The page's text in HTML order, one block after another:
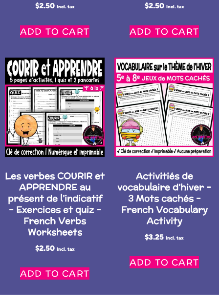
$2.50 Incl. tax
ADD TO CART
$2.50 Incl. tax
ADD TO CART
Les verbes COURIR et
APPRENDRE au
présent de l’indicatif
– Exercices et quiz –
French Verbs
Worksheets
$2.50 Incl. tax
ADD TO CART
Activitiés de
vocabulaire d’hiver –
3 Mots cachés –
French Vocabulary
Activity
$3.25 Incl. tax
ADD TO CART